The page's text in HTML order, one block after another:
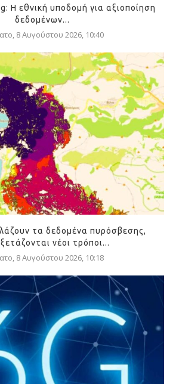
Η εθνική υποδομή για αξιοποίηση
δεδομένων...
8 Αυγούστου 2026, 10:40
τα δεδομένα πυρόσβεσης,
νέοι τρόποι...
8 Αυγούστου 2026, 10:18